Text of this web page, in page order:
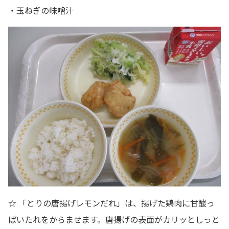
・玉ねぎの味噌汁
☆ 「とりの唐揚げレモンだれ」は、揚げた鶏肉に甘酸っ
ぱいたれをからませます。唐揚げの表面がカリッとしっと